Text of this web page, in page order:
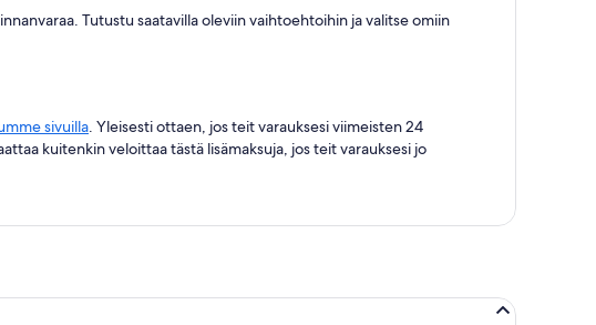
Tutustu saatavilla oleviin vaihtoehtoihin ja valitse omiin
sivuilla. Yleisesti ottaen, jos teit varauksesi viimeisten 24
kuitenkin veloittaa tästä lisämaksuja, jos teit varauksesi jo